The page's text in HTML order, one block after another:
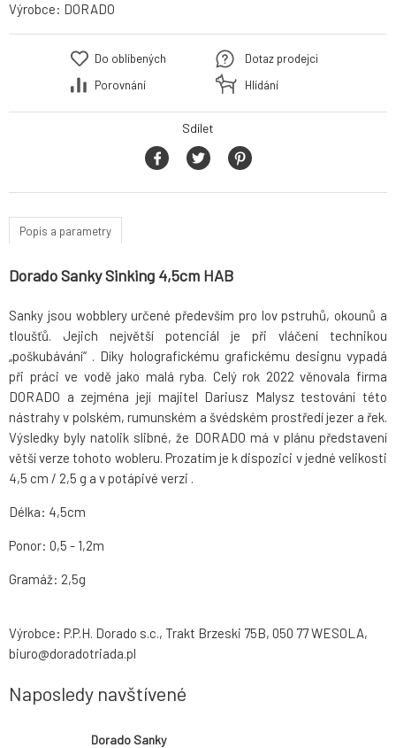
Výrobce: DORADO
Do oblíbených
Porovnání
Dotaz prodejci
Hlídání
Sdílet
Popis a parametry
Dorado Sanky Sinking 4,5cm HAB
Sanky jsou wobblery určené především pro lov pstruhů, okounů a
tloušťů. Jejich největší potenciál je při vláčení technikou
„poškubávání“ . Díky holografickému grafickému designu vypadá
při práci ve vodě jako malá ryba. Celý rok 2022 věnovala firma
DORADO a zejména její majitel Dariusz Malysz testování této
nástrahy v polském, rumunském a švédském prostředí jezer a řek.
Výsledky byly natolik slibné, že DORADO má v plánu představení
větší verze tohoto wobleru. Prozatím je k dispozici v jedné velikosti
4,5 cm / 2,5 g a v potápivé verzi .
Délka: 4,5cm
Ponor: 0,5 - 1,2m
Gramáž: 2,5g
Výrobce: P.P.H. Dorado s.c., Trakt Brzeski 75B, 050 77 WESOLA,
biuro@doradotriada.pl
Naposledy navštívené
Dorado Sanky